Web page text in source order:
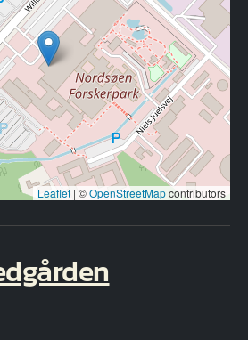
Leaflet | ©OpenStreetMapcontributors